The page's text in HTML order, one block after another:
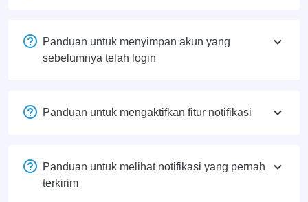
Panduan untuk menyimpan akun yang
sebelumnya telah login
Panduan untuk mengaktifkan fitur notifikasi
Panduan untuk melihat notifikasi yang pernah
terkirim